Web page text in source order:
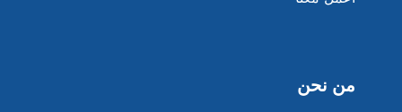
من نحن